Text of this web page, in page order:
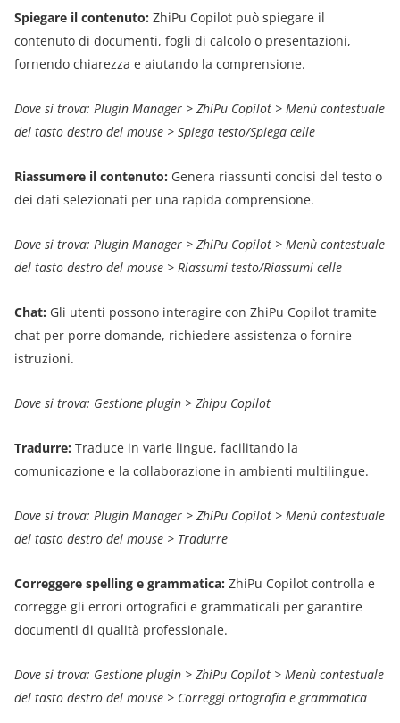
Spiegare il contenuto: ZhiPu Copilot può spiegare il
contenuto di documenti, fogli di calcolo o presentazioni,
fornendo chiarezza e aiutando la comprensione.
Dove si trova: Plugin Manager > ZhiPu Copilot > Menù contestuale
del tasto destro del mouse > Spiega testo/Spiega celle
Riassumere il contenuto: Genera riassunti concisi del testo o
dei dati selezionati per una rapida comprensione.
Dove si trova: Plugin Manager > ZhiPu Copilot > Menù contestuale
del tasto destro del mouse > Riassumi testo/Riassumi celle
Chat: Gli utenti possono interagire con ZhiPu Copilot tramite
chat per porre domande, richiedere assistenza o fornire
istruzioni.
Dove si trova: Gestione plugin > Zhipu Copilot
Tradurre: Traduce in varie lingue, facilitando la
comunicazione e la collaborazione in ambienti multilingue.
Dove si trova: Plugin Manager > ZhiPu Copilot > Menù contestuale
del tasto destro del mouse > Tradurre
Correggere spelling e grammatica: ZhiPu Copilot controlla e
corregge gli errori ortografici e grammaticali per garantire
documenti di qualità professionale.
Dove si trova: Gestione plugin > ZhiPu Copilot > Menù contestuale
del tasto destro del mouse > Correggi ortografia e grammatica